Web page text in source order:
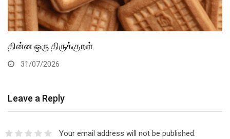
தின்ன ஒரு திருக்குறள்
31/07/2026
Leave a Reply
Your email address will not be published.